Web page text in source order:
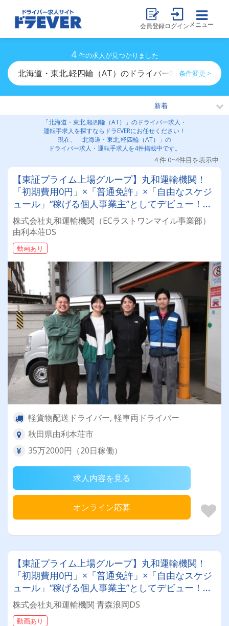
会員登録ログイン メニュー
4 件の求人が見つかりました
北海道・東北,軽四輪（AT）のドライバー求人・運転手
条件変更 >
「北海道・東北,軽四輪（AT）」のドライバー求人・
運転手求人を探すならドラEVERにお任せください！
現在、「北海道・東北,軽四輪（AT）」の
ドライバー求人・運転手求人を4件掲載中です。
4 件 0~4件目を表示中
【東証プライム上場グループ】丸和運輸機関！
「初期費用0円」×「普通免許」×「自由なスケジ
ュール」“稼げる個人事業主”としてデビュー！確
定申告など充実のサポート体制も♪
株式会社丸和運輸機関（ECラストワンマイル事業部）
由利本荘DS
動画あり
軽貨物配送ドライバー, 軽車両ドライバー
秋田県由利本荘市
35万2000円（20日稼働）
求人内容を見る
オンライン応募
【東証プライム上場グループ】丸和運輸機関！
「初期費用0円」×「普通免許」×「自由なスケジ
ュール」“稼げる個人事業主”としてデビュー！確
定申告など充実のサポート体制も♪
株式会社丸和運輸機関 青森浪岡DS
動画あり